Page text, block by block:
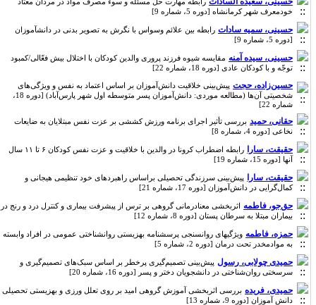
خودمعرف شهر کرمانشاه [دوره 5، شماره 9]
حسینی، سمیه سادات رابطه بین علائم وسواس با نگرش به تصویر بدنی در دانشآموزان
[دوره 5، شماره 9]
حسینی، سیده آمنه مقایسه شیوه فرزند پروری والدین کودکان با اختلال بیش فعّالی/کمبود
توجّه و با کودکان عادی [دوره 18، شماره 22]
حسین‌زاده، حجت پیش‌بینی خلاقیت دانش‌آموزان بر اساس اعتماد به نفس و ویژگی‌های
شخصیتی آن‌ها (مطالعه موردی: دانش‌آموزان پسر متوسطه اول شهر پارس‌آباد) [دوره 18،
شماره 22]
حقانی، حمید بررسی تأثیر اجرای برنامه ورزش کششی بر عزت نفس مبتلایان به ضایعات
نخاعی [دوره 4، شماره 8]
حقیقت، سارا
رابطه اضطراب کرونا در والدین با خلاقیت و عزت نفس کودکان ۶ تا ۱۱ سال
آنها [دوره 15، شماره 19]
حقیقت، سارا پیش‌بینی سرزندگی تحصیلی براساس راهبردهای خود تنظیمی هیجانی و
کمال‌گرایی در دانش‌آموزان [دوره 17، شماره 21]
حق‌جو، فاطمه اثربخشی معنادرمانی گروهی بر ترس از پیشرفت بیماری و کنترل درد و رنج در
بیماران مبتلا به سرطان پستان [دوره 8، شماره 12]
حمزه، فاطمه ویژگیهای روانسنجی پرسشنامه بهزیستی روانشناختی عمومی در افراد وابسته
به موادمخدر تحت درمان [دوره 2، شماره 5]
حمیدی چولابی، رسول پیش‌بینی تصمیم‌گیری پرخطر بر اساس سبک‌های‌ تصمیم‌گیری و
سرسختی روان‌شناختی در دانشجویان دختر و پسر [دوره 16، شماره 20]
حمیدی، فریده بررسی اثربخشی آموزش گروهی امید بر روی تعلل ورزی و بهزیستی تحصیلی
دانش آموزان [دوره 9، شماره 13]